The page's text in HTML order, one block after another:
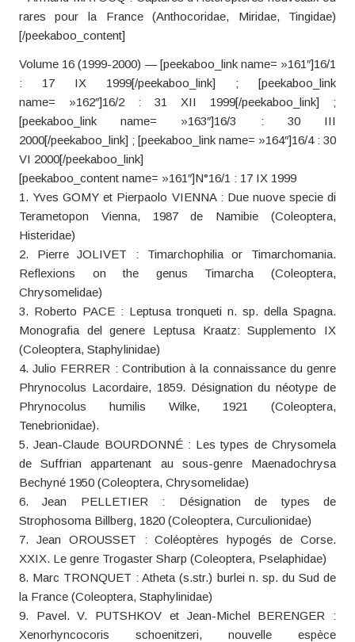
rares pour la France (Anthocoridae, Miridae, Tingidae)
[/peekaboo_content]
Volume 16 (1999-2000) — [peekaboo_link name= »161″]16/1
: 17 IX 1999[/peekaboo_link] ; [peekaboo_link
name= »162″]16/2 : 31 XII 1999[/peekaboo_link] ;
[peekaboo_link name= »163″]16/3 : 30 III
2000[/peekaboo_link] ; [peekaboo_link name= »164″]16/4 : 30
VI 2000[/peekaboo_link]
[peekaboo_content name= »161″]N°16/1 : 17 IX 1999
1. Yves GOMY et Pierpaolo VIENNA : Due nuove specie di
Terametopon Vienna, 1987 de Namibie (Coleoptera,
Histeridae)
2. Pierre JOLIVET : Timarchophilia or Timarchomania.
Reflexions on the genus Timarcha (Coleoptera,
Chrysomelidae)
3. Roberto PACE : Leptusa tronqueti n. sp. della Spagna.
Monografia del genere Leptusa Kraatz: Supplemento IX
(Coleoptera, Staphylinidae)
4. Julio FERRER : Contribution à la connaissance du genre
Phrynocolus Lacordaire, 1859. Désignation du néotype de
Phrynocolus humilis Wilke, 1921 (Coleoptera,
Tenebrionidae).
5. Jean-Claude BOURDONNÉ : Les types de Chrysomela
de Suffrian appartenant au sous-genre Maenadochrysa
Bechyné 1950 (Coleoptera, Chrysomelidae)
6. Jean PELLETIER : Désignation de types de
Strophosoma Billberg, 1820 (Coleoptera, Curculionidae)
7. Jean OROUSSET : Coléoptères hypogés de Corse.
XXIX. Le genre Trogaster Sharp (Coleoptera, Pselaphidae)
8. Marc TRONQUET : Atheta (s.str.) burlei n. sp. du Sud de
la France (Coleoptera, Staphylinidae)
9. Pavel. V. PUTSHKOV et Jean-Michel BERENGER :
Xenorhyncocoris schoenitzeri, nouvelle espèce